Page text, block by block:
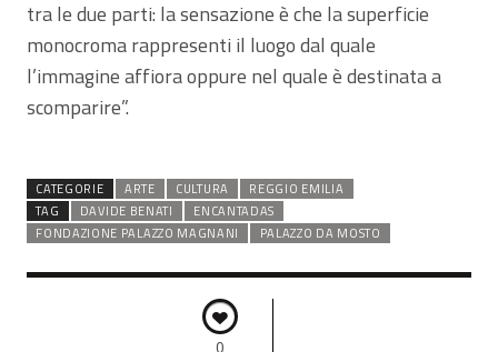
tra le due parti: la sensazione è che la superficie
monocroma rappresenti il luogo dal quale
l’immagine affiora oppure nel quale è destinata a
scomparire”.
CATEGORIE ARTE CULTURA
REGGIO EMILIA
TAG
DAVIDE BENATI
ENCANTADAS
FONDAZIONE PALAZZO MAGNANI
PALAZZO DA MOSTO
0